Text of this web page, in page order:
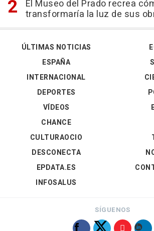
El Museo del Prado recrea
transformaría la luz de sus
ÚLTIMAS NOTICIAS
ESPAÑA
INTERNACIONAL
DEPORTES
VÍDEOS
CHANCE
CULTURAOCIO
DESCONECTA
EPDATA.ES
INFOSALUS
SÍGUENOS